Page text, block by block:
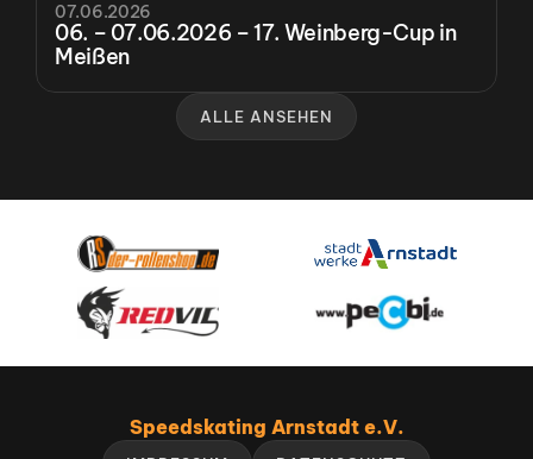
07.06.2026
06. – 07.06.2026 – 17. Weinberg-Cup in
Meißen
ALLE ANSEHEN
Speedskating Arnstadt e.V.